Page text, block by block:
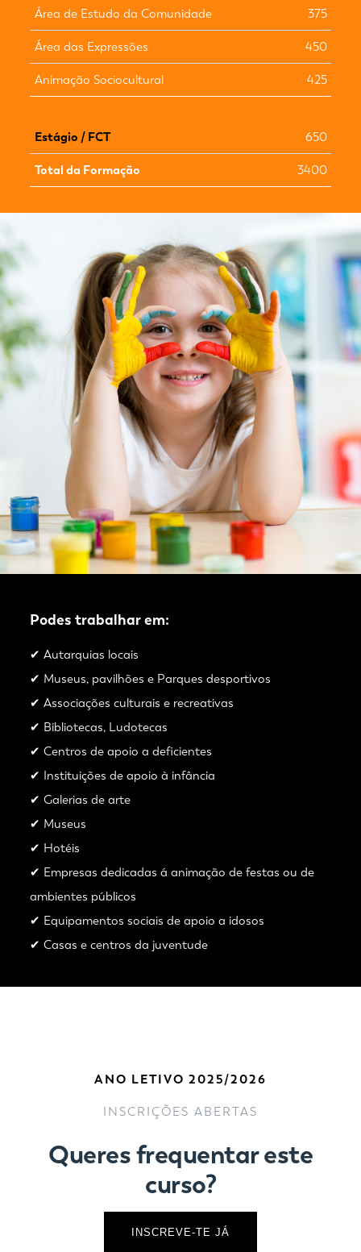
Área de Estudo da Comunidade 375
Área das Expressões 450
Animação Sociocultural 425
Estágio / FCT 650
Total da Formação 3400
Podes trabalhar em:
✔ Autarquias locais
✔ Museus, pavilhões e Parques desportivos
✔ Associações culturais e recreativas
✔ Bibliotecas, Ludotecas
✔ Centros de apoio a deficientes
✔ Instituições de apoio à infância
✔ Galerias de arte
✔ Museus
✔ Hotéis
✔ Empresas dedicadas á animação de festas ou de
ambientes públicos
✔ Equipamentos sociais de apoio a idosos
✔ Casas e centros da juventude
ANO LETIVO 2025/2026
INSCRIÇÕES ABERTAS
Queres frequentar este
curso?
INSCREVE-TE JÁ